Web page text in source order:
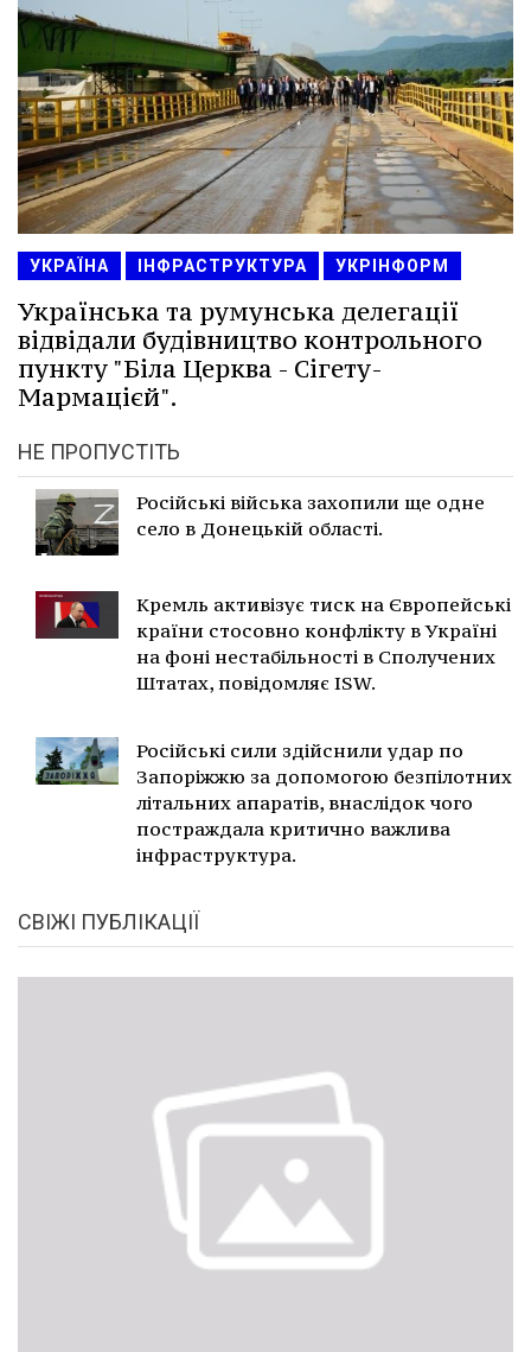
УКРАЇНА ІНФРАСТРУКТУРА УКРІНФОРМ
Українська та румунська делегації
відвідали будівництво контрольного
пункту "Біла Церква - Сігету-
Мармацієй".
НЕ ПРОПУСТІТЬ
Російські війська захопили ще одне
село в Донецькій області.
Кремль активізує тиск на Європейські
країни стосовно конфлікту в Україні
на фоні нестабільності в Сполучених
Штатах, повідомляє ISW.
Російські сили здійснили удар по
Запоріжжю за допомогою безпілотних
літальних апаратів, внаслідок чого
постраждала критично важлива
інфраструктура.
СВІЖІ ПУБЛІКАЦІЇ